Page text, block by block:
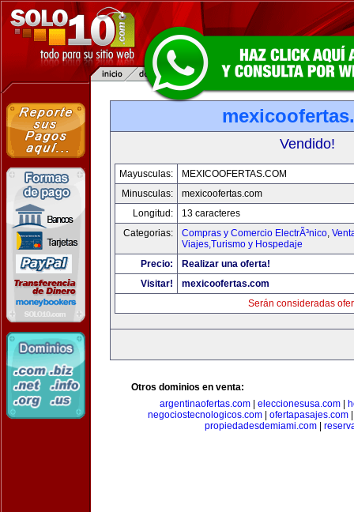
Vendido!
Mayusculas:
MEXICOOFERTAS.COM
Minusculas:
mexicoofertas.com
Longitud:
13 caracteres
Categorias:
Compras y Comercio ElectrÃ³nico,
Viajes,Turismo y Hospedaje
Precio:
Realizar una oferta!
Visitar!
mexicoofertas.com
Serán consideradas
Otros dominios en venta:
argentinaofertas.com| eleccionesusa.com|
negociostecnologicos.com
ofertapasajes.com
propiedadesdemiami.com|